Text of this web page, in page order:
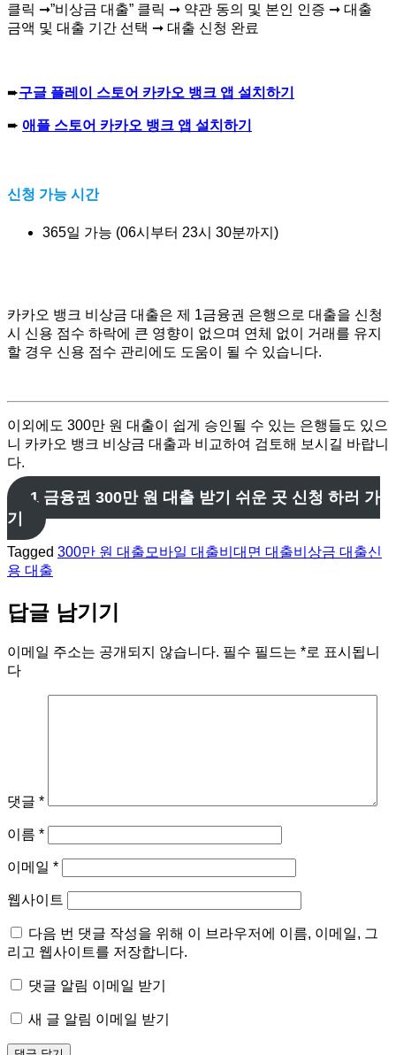
클릭 ➞”비상금 대출” 클릭 ➞ 약관 동의 및 본인 인증 ➞ 대출
금액 및 대출 기간 선택 ➞ 대출 신청 완료
➨구글 플레이 스토어 카카오 뱅크 앱 설치하기
➨ 애플 스토어 카카오 뱅크 앱 설치하기
신청 가능 시간
365일 가능 (06시부터 23시 30분까지)
카카오 뱅크 비상금 대출은 제 1금융권 은행으로 대출을 신청
시 신용 점수 하락에 큰 영향이 없으며 연체 없이 거래를 유지
할 경우 신용 점수 관리에도 도움이 될 수 있습니다.
이외에도 300만 원 대출이 쉽게 승인될 수 있는 은행들도 있으
니 카카오 뱅크 비상금 대출과 비교하여 검토해 보시길 바랍니
다.
1 금융권 300만 원 대출 받기 쉬운 곳 신청 하러 가
기
Tagged 300만 원 대출 모바일 대출비대면 대출비상금 대출신
용 대출
답글 남기기
이메일 주소는 공개되지 않습니다. 필수 필드는 *로 표시됩니
다
댓글 *
이름 *
이메일 *
웹사이트
다음 번 댓글 작성을 위해 이 브라우저에 이름, 이메일, 그
리고 웹사이트를 저장합니다.
댓글 알림 이메일 받기
새 글 알림 이메일 받기